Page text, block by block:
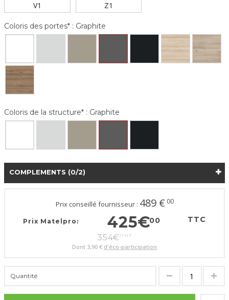
V1
Z1
Coloris des portes* : Graphite
Coloris de la structure* : Graphite
COMPLEMENTS (0/2)
Prix conseillé fournisseur : 489 € 00
Prix Matelpro: 425€00 TTC
354€17 HT
Dont 3,90 € d'éco-participation
Quantité